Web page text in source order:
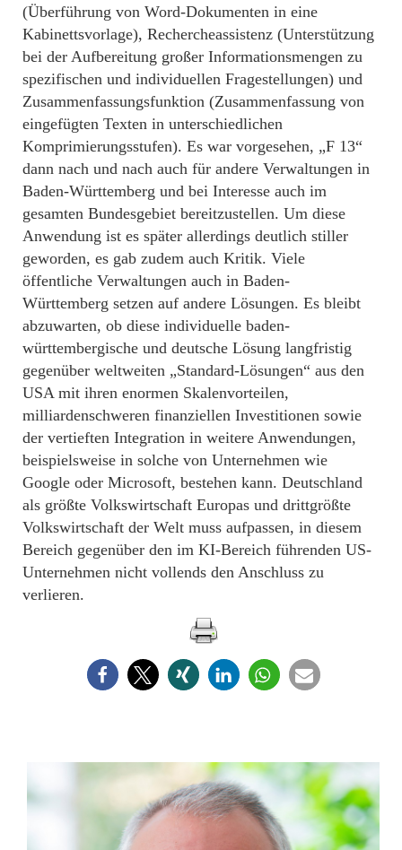
(Überführung von Word-Dokumenten in eine
Kabinettsvorlage), Rechercheassistenz (Unterstützung
bei der Aufbereitung großer Informationsmengen zu
spezifischen und individuellen Fragestellungen) und
Zusammenfassungsfunktion (Zusammenfassung von
eingefügten Texten in unterschiedlichen
Komprimierungsstufen). Es war vorgesehen, „F 13“
dann nach und nach auch für andere Verwaltungen in
Baden-Württemberg und bei Interesse auch im
gesamten Bundesgebiet bereitzustellen. Um diese
Anwendung ist es später allerdings deutlich stiller
geworden, es gab zudem auch Kritik. Viele
öffentliche Verwaltungen auch in Baden-
Württemberg setzen auf andere Lösungen. Es bleibt
abzuwarten, ob diese individuelle baden-
württembergische und deutsche Lösung langfristig
gegenüber weltweiten „Standard-Lösungen“ aus den
USA mit ihren enormen Skalenvorteilen,
milliardenschweren finanziellen Investitionen sowie
der vertieften Integration in weitere Anwendungen,
beispielsweise in solche von Unternehmen wie
Google oder Microsoft, bestehen kann. Deutschland
als größte Volkswirtschaft Europas und drittgrößte
Volkswirtschaft der Welt muss aufpassen, in diesem
Bereich gegenüber den im KI-Bereich führenden US-
Unternehmen nicht vollends den Anschluss zu
verlieren.